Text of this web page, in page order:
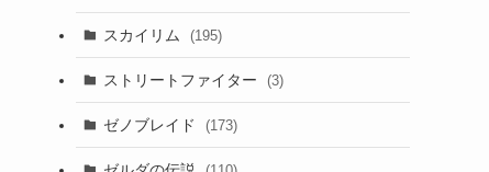
スカイリム (195)
ストリートファイター (3)
ゼノブレイド (173)